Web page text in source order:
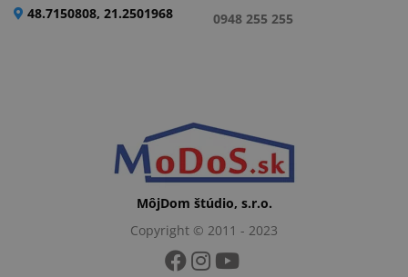
48.7150808, 21.2501968
0948 255 255
MôjDom štúdio, s.r.o.
Copyright © 2011 - 2023